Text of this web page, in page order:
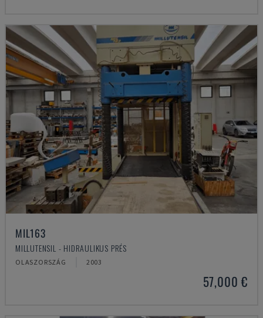
MIL163
MILLUTENSIL - HIDRAULIKUS PRÉS
OLASZORSZÁG 2003
57,000 €